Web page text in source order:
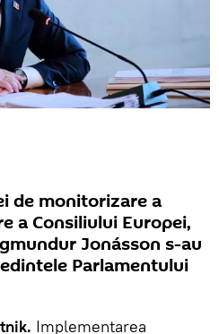
de monitorizare a
a Consiliului Europei,
Jonásson s-au
Parlamentului
Implementarea